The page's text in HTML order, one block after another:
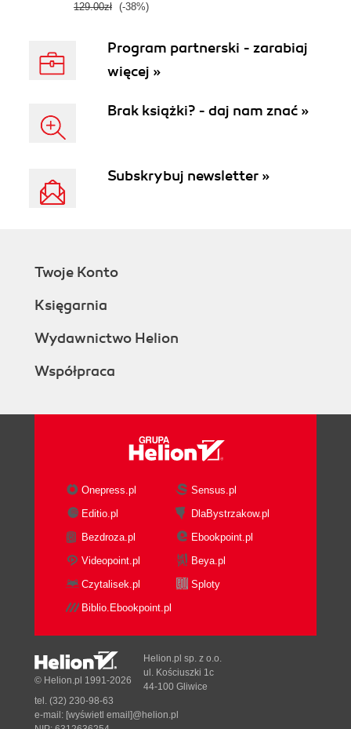
129.00zł (-38%)
Program partnerski - zarabiaj
więcej »
Brak książki? - daj nam znać »
Subskrybuj newsletter »
Twoje Konto
Księgarnia
Wydawnictwo Helion
Współpraca
Onepress.pl
Sensus.pl
Editio.pl
DlaBystrzakow.pl
Bezdroza.pl
Ebookpoint.pl
Videopoint.pl
Beya.pl
Czytalisek.pl
Sploty
Biblio.Ebookpoint.pl
© Helion.pl 1991-2026
Helion.pl sp. z o.o.
ul. Kościuszki 1c
44-100 Gliwice
tel. (32) 230-98-63
e-mail: [wyświetl email]@helion.pl